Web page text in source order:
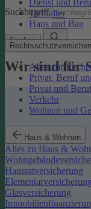
Dienst und
Tierhalter
Haus und Bau
Alles zur
Privat, Beruf
Privat und
Verkehr
Wohnen und
Haus & Wohnen
Alles zu Haus &
Hausratversicherung
Elementarversicherung
Glasversicherung
Suchbegriff
Suchen
Wir sind für